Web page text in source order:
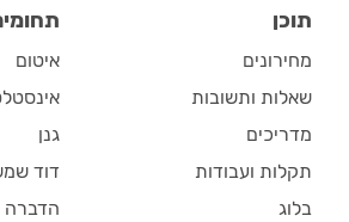
תוכן
מחירונים
שאלות ותשובות
מדריכים
תקלות ועבודות
בלוג
איטום
גנן
דוד
הדברה